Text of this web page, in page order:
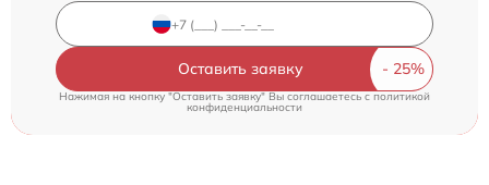
Оставить заявку
Нажимая на кнопку "Оставить заявку" Вы соглашаетесь cполитикой
конфиденциальности